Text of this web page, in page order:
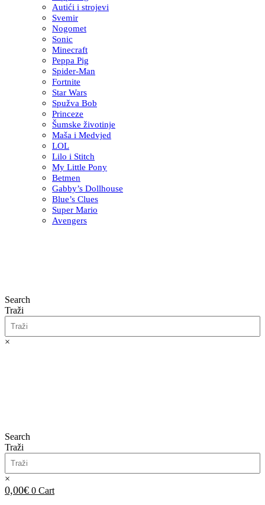
Autići i strojevi
Svemir
Nogomet
Sonic
Minecraft
Peppa Pig
Spider-Man
Fortnite
Star Wars
Spužva Bob
Princeze
Šumske životinje
Maša i Medvjed
LOL
Lilo i Stitch
My Little Pony
Betmen
Gabby’s Dollhouse
Blue’s Clues
Super Mario
Avengers
Search
Traži
×
Search
Traži
×
0,00€ 0 Cart